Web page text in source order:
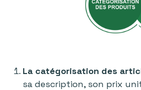
La catégorisation des
sa description, son prix